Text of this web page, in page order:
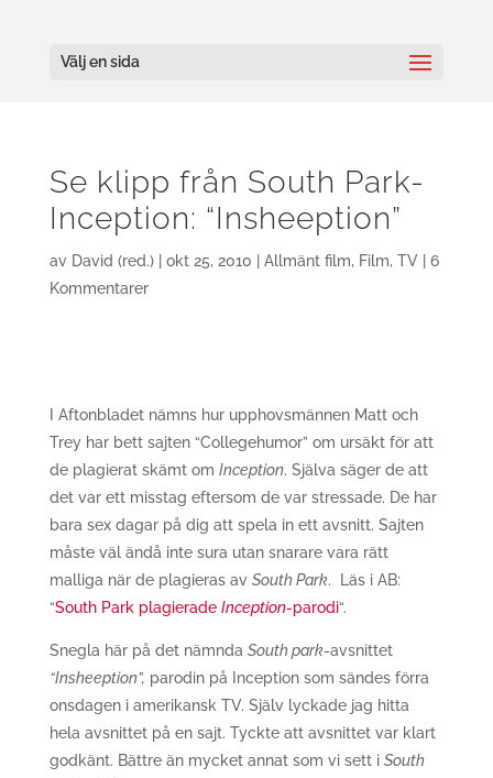
Välj en sida
Se klipp från South Park-
Inception: “Insheeption”
av David (red.)| okt 25, 2010 Allmänt film, Film, TV| 6
Kommentarer
I Aftonbladet nämns hur upphovsmännen Matt och
Trey har bett sajten “Collegehumor” om ursäkt för att
de plagierat skämt om Inception. Själva säger de att
det var ett misstag eftersom de var stressade. De har
bara sex dagar på dig att spela in ett avsnitt. Sajten
måste väl ändå inte sura utan snarare vara rätt
malliga när de plagieras av South Park. Läs i AB:
“South Park plagierade Inception-parodi“.
Snegla här på det nämnda South park-avsnittet
“Insheeption”, parodin på Inception som sändes förra
onsdagen i amerikansk TV. Själv lyckade jag hitta
hela avsnittet på en sajt. Tyckte att avsnittet var klart
godkänt. Bättre än mycket annat som vi sett i South